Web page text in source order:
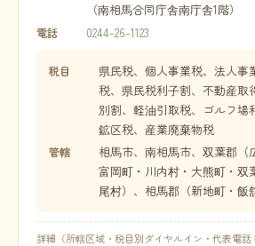
（南相馬合同庁舎南庁舎1階）
電話 0244-26-1123
税目
県民税、個人事業税、法人事
税、県民税利子割、不動産取
別割、軽油引取税、ゴルフ場
鉱区税、産業廃棄物税
管轄
相馬市、南相馬市、双葉郡（
富岡町・川内村・大熊町・双
尾村）、相馬郡（新地町・飯
詳細（所轄区域・税目別ダイヤルイン・代表電話